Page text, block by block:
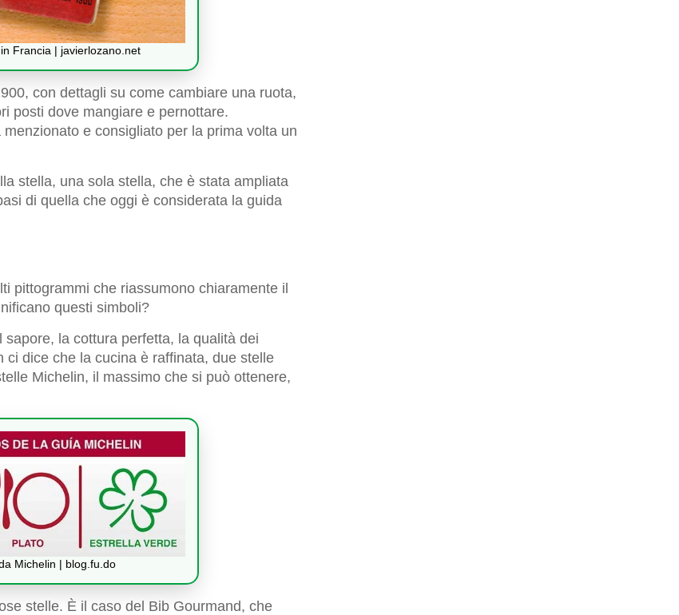
Francia | javierlozano.net
con dettagli su come cambiare una ruota,
posti dove mangiare e pernottare.
e consigliato per la prima volta un
stella, una sola stella, che è stata ampliata
di quella che oggi è considerata la guida
pittogrammi che riassumono chiaramente il
questi simboli?
sapore, la cottura perfetta, la qualità dei
dice che la cucina è raffinata, due stelle
Michelin, il massimo che si può ottenere,
Michelin | blog.fu.do
stelle. È il caso del Bib Gourmand, che